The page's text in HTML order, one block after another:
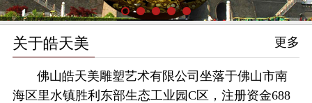
雕塑泥模
关于皓天美 更多
佛山皓天美雕塑艺术有限公司坐落于佛山市南
海区里水镇胜利东部生态工业园C区，注册资金688